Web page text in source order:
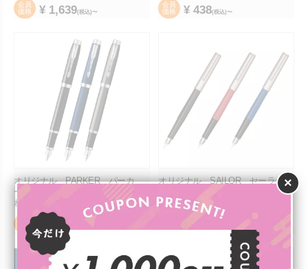
×
会員
価格
¥ 1,639(税込)〜
会員
価格
¥438(税込)〜
オリジナル PARKER パーカ
ー IMコアライン【万年筆】(名入
れは50本～)
会員
価格
6,160
オリジナル SAILOR セーラー万
年筆 ハイエース ネオ万年筆 ★
¥847